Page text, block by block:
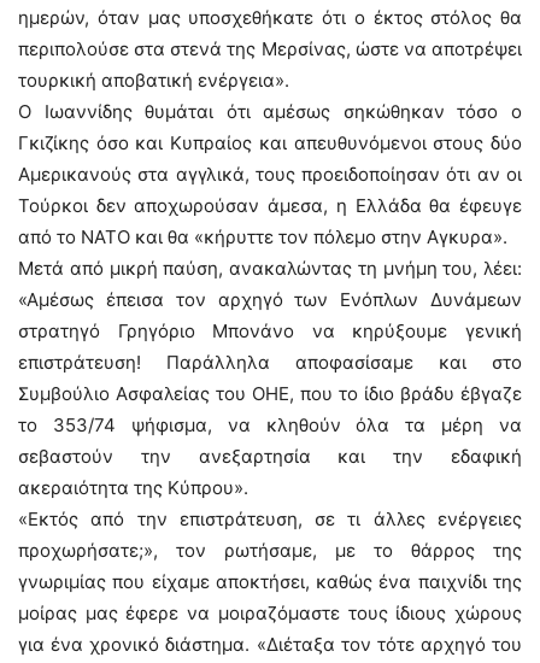
ημερών, όταν μας υποσχεθήκατε ότι ο έκτος στόλος θα
περιπολούσε στα στενά της Μερσίνας, ώστε να αποτρέψει
τουρκική αποβατική ενέργεια».
Ο Ιωαννίδης θυμάται ότι αμέσως σηκώθηκαν τόσο ο
Γκιζίκης όσο και Κυπραίος και απευθυνόμενοι στους δύο
Αμερικανούς στα αγγλικά, τους προειδοποίησαν ότι αν οι
Τούρκοι δεν αποχωρούσαν άμεσα, η Ελλάδα θα έφευγε
από το ΝΑΤΟ και θα «κήρυττε τον πόλεμο στην Αγκυρα».
Μετά από μικρή παύση, ανακαλώντας τη μνήμη του, λέει:
«Αμέσως έπεισα τον αρχηγό των Ενόπλων Δυνάμεων
στρατηγό Γρηγόριο Μπονάνο να κηρύξουμε γενική
επιστράτευση! Παράλληλα αποφασίσαμε και στο
Συμβούλιο Ασφαλείας του ΟΗΕ, που το ίδιο βράδυ έβγαζε
το 353/74 ψήφισμα, να κληθούν όλα τα μέρη να
σεβαστούν την ανεξαρτησία και την εδαφική
ακεραιότητα της Κύπρου».
«Εκτός από την επιστράτευση, σε τι άλλες ενέργειες
προχωρήσατε;», τον ρωτήσαμε, με το θάρρος της
γνωριμίας που είχαμε αποκτήσει, καθώς ένα παιχνίδι της
μοίρας μας έφερε να μοιραζόμαστε τους ίδιους χώρους
για ένα χρονικό διάστημα. «Διέταξα τον τότε αρχηγό του